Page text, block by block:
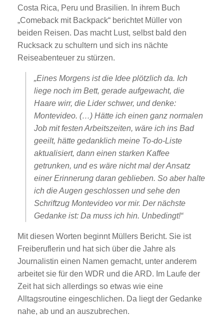
Costa Rica, Peru und Brasilien. In ihrem Buch
„Comeback mit Backpack“ berichtet Müller von
beiden Reisen. Das macht Lust, selbst bald den
Rucksack zu schultern und sich ins nächte
Reiseabenteuer zu stürzen.
„Eines Morgens ist die Idee plötzlich da. Ich
liege noch im Bett, gerade aufgewacht, die
Haare wirr, die Lider schwer, und denke:
Montevideo. (…) Hätte ich einen ganz normalen
Job mit festen Arbeitszeiten, wäre ich ins Bad
geeilt, hätte gedanklich meine To-do-Liste
aktualisiert, dann einen starken Kaffee
getrunken, und es wäre nicht mal der Ansatz
einer Erinnerung daran geblieben. So aber halte
ich die Augen geschlossen und sehe den
Schriftzug Montevideo vor mir. Der nächste
Gedanke ist: Da muss ich hin. Unbedingt!“
Mit diesen Worten beginnt Müllers Bericht. Sie ist
Freiberuflerin und hat sich über die Jahre als
Journalistin einen Namen gemacht, unter anderem
arbeitet sie für den WDR und die ARD. Im Laufe der
Zeit hat sich allerdings so etwas wie eine
Alltagsroutine eingeschlichen. Da liegt der Gedanke
nahe, ab und an auszubrechen.